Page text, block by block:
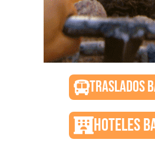
TRASLADOS
HOTELES